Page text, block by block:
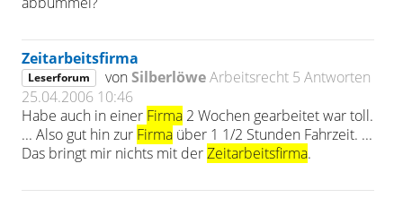
Zeitarbeitsfirma
Leserforum vonSilberlöweArbeitsrecht 5 Antworten
25.04.2006 10:46
Habe auch in einer Firma 2 Wochen gearbeitet war toll.
... Also gut hin zur Firma über 1 1/2 Stunden Fahrzeit. ...
Das bringt mir nichts mit derZeitarbeitsfirma.